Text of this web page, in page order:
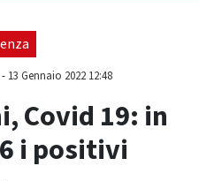
chiarezza!”"
- 13 Gennaio 2022 12:48
Covid 19: in
i positivi